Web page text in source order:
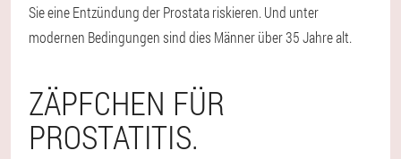
Sie eine Entzündung der Prostata riskieren. Und unter
modernen Bedingungen sind dies Männer über 35 Jahre alt.
ZÄPFCHEN FÜR
PROSTATITIS.